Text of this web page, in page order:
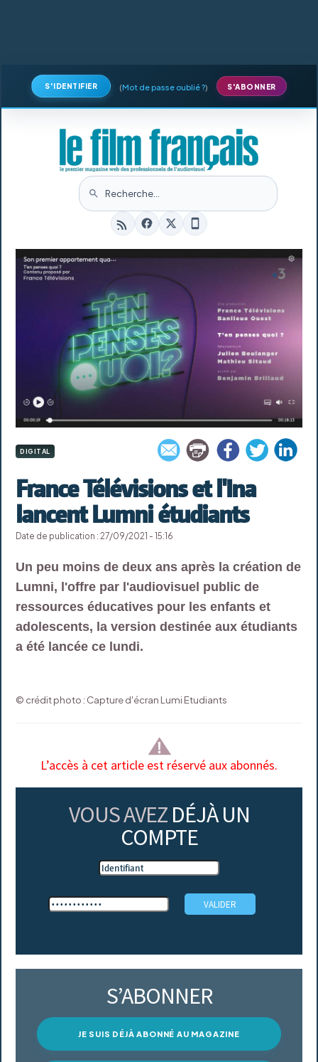
S'IDENTIFIER (Mot de passe oublié ?) S'ABONNER
DIGITAL
France Télévisions et l'Ina
lancent Lumni étudiants
Date de publication : 27/09/2021 - 15:16
Un peu moins de deux ans après la création de
Lumni, l'offre par l'audiovisuel public de
ressources éducatives pour les enfants et
adolescents, la version destinée aux étudiants
a été lancée ce lundi.
© crédit photo : Capture d'écran Lumi Etudiants
L’accès à cet article est réservé aux abonnés.
VOUS AVEZ DÉJÀ UN
COMPTE
S’ABONNER
JE SUIS DÉJÀ ABONNÉ AU MAGAZINE